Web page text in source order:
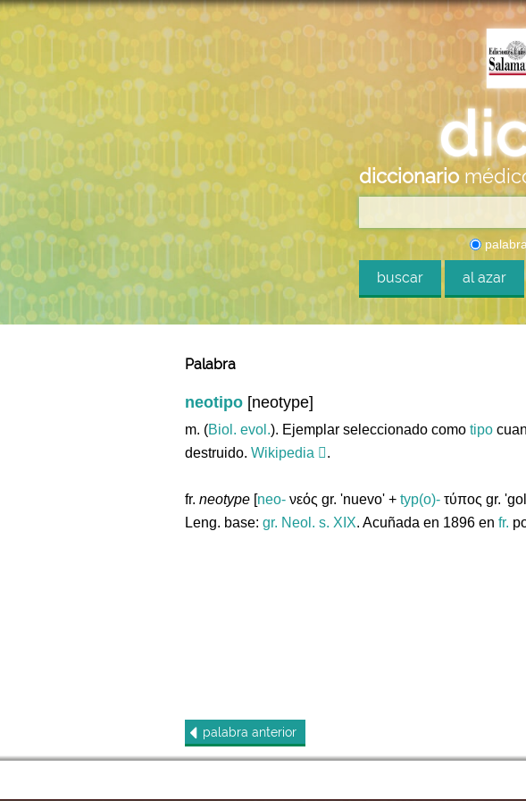
diccionario
buscar al azar
Palabra
neotipo [neotype]
m. (Biol. evol.). Ejemplar seleccionado como tipo
destruido. Wikipedia .
fr. neotype [neo- νεός gr. 'nuevo' + typ(o)- τύπος gr.
Leng. base: gr. Neol. s. XIX. Acuñada en 1896 en fr.
palabra anterior